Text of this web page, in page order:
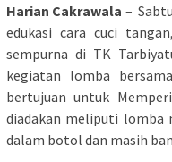
Harian Cakrawala –
edukasi cara cuci
sempurna di TK
kegiatan lomba
bertujuan untuk
diadakan meliputi lomba
dalam botol dan masih